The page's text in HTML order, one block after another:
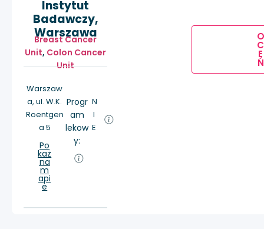
Instytut
Badawczy,
Warszawa
Breast Cancer
Unit, Colon Cancer
Unit
Warszaw
a, ul. W.K.
Roentgen
a 5
Po
każ
na
m
api
e
Progr
am
lekow
y:
N
I
E
O
C
E
Ń